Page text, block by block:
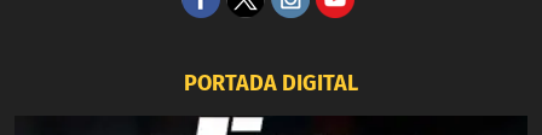
PORTADA DIGITAL